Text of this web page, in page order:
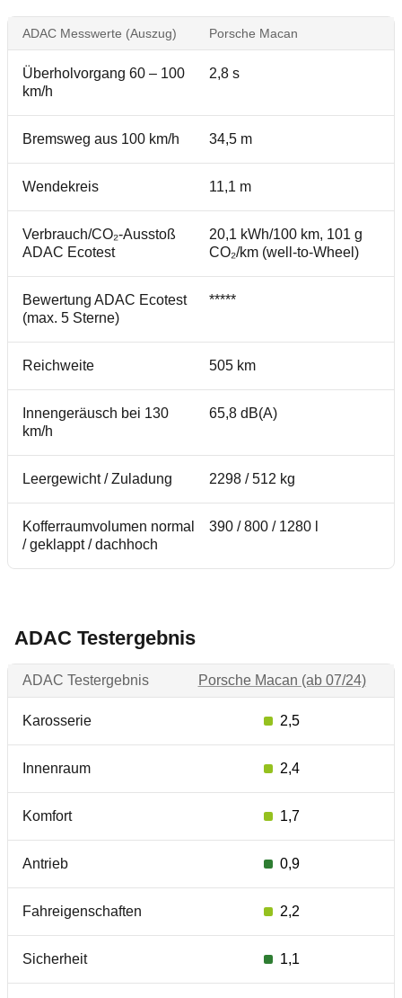
ADAC Messwerte (Auszug) Porsche Macan
Überholvorgang 60 – 100
km/h
2,8 s
Bremsweg aus 100 km/h 34,5 m
Wendekreis 11,1 m
Verbrauch/CO₂-Ausstoß
ADAC Ecotest
20,1 kWh/100 km, 101 g
CO₂/km (well-to-Wheel)
Bewertung ADAC Ecotest
(max. 5 Sterne)
*****
Reichweite 505 km
Innengeräusch bei 130
km/h
65,8 dB(A)
Leergewicht / Zuladung 2298 / 512 kg
Kofferraumvolumen normal
/ geklappt / dachhoch
390 / 800 / 1280 l
ADAC Testergebnis
ADAC Testergebnis Porsche Macan (ab 07/24)
Karosserie 2,5
Innenraum 2,4
Komfort 1,7
Antrieb 0,9
Fahreigenschaften 2,2
Sicherheit 1,1